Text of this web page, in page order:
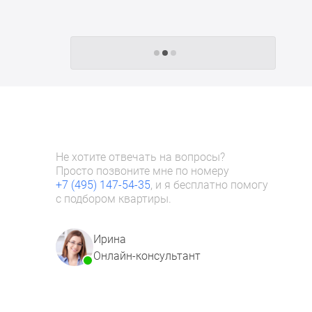
Следующие -24 жилых комплекса
Не хотите отвечать на вопросы?
Просто позвоните мне по номеру
+7 (495) 147-54-35, и я бесплатно помогу
с подбором квартиры.
Ирина
Онлайн-консультант